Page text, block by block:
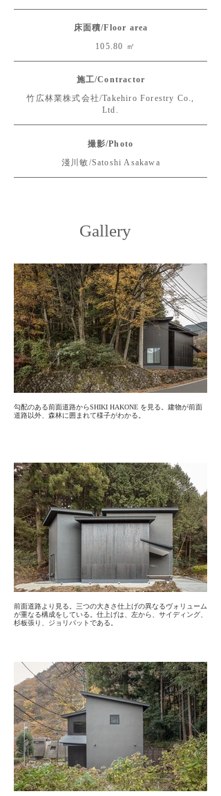
床面積/Floor area
105.80 ㎡
施工/Contractor
竹広林業株式会社/Takehiro Forestry Co.,
Ltd.
撮影/Photo
淺川敏/Satoshi Asakawa
Gallery
勾配のある前面道路からSHIKI HAKONE を見る。建物が前面
道路以外、森林に囲まれて様子がわかる。
前面道路より見る。三つの大きさ仕上げの異なるヴォリューム
が重なる構成をしている。仕上げは、左から、サイディング、
杉板張り、ジョリパットである。